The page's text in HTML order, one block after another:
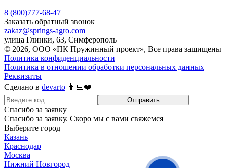
8 (800)777-68-47
Заказать обратный звонок
zakaz@springs-agro.com
улица Глинки, 63, Симферополь
© 2026, ООО «ПК Пружинный проект», Все права защищены
Политика конфиденциальности
Политика в отношении обработки персональных данных
Реквизиты
Сделано в devarto 👨‍💻❤️
Отправить
Спасибо за заявку
Спасибо за заявку. Скоро мы с вами свяжемся
Выберите город
Казань
Краснодар
Москва
Нижний Новгород